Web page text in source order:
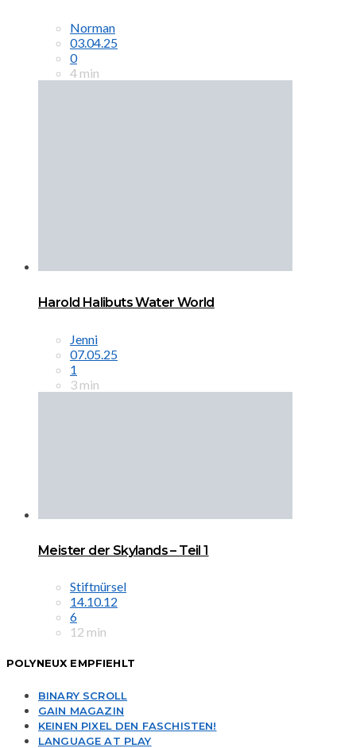
Norman
03.04.25
0
4 min
Harold Halibuts Water World
Jenni
07.05.25
1
3 min
Meister der Skylands – Teil 1
Stiftnürsel
14.10.12
6
12 min
POLYNEUX EMPFIEHLT
BINARY SCROLL
GAIN MAGAZIN
KEINEN PIXEL DEN FASCHISTEN!
LANGUAGE AT PLAY